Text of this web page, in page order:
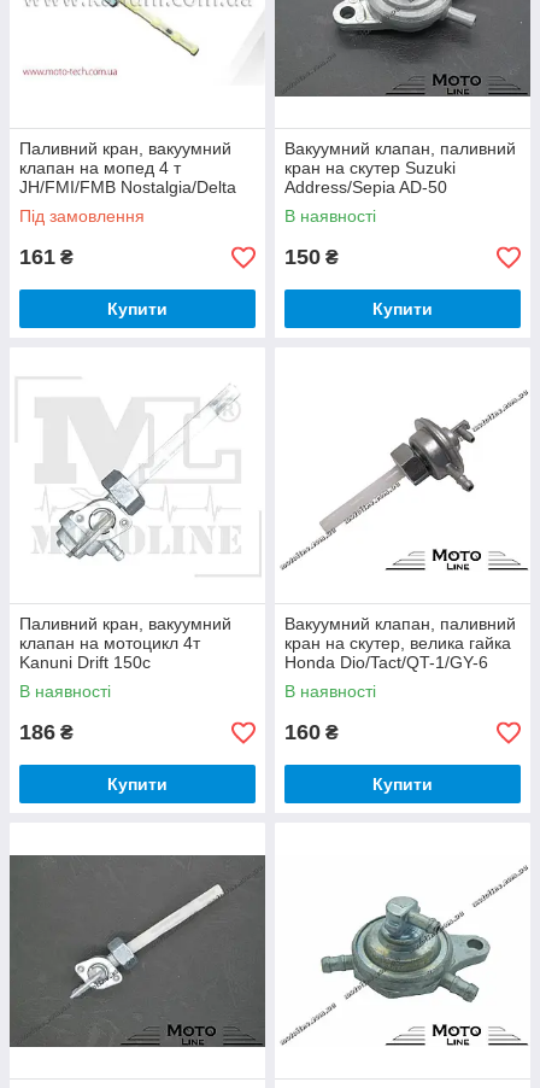
Паливний кран, вакуумний
клапан на мопед 4 т
JH/FMI/FMB Nostalgia/Delta
Mototech
Під замовлення
161 ₴
Купити
Вакуумний клапан, паливний
кран на скутер Suzuki
Address/Sepia AD-50
Mototech
В наявності
150 ₴
Купити
Паливний кран, вакуумний
клапан на мотоцикл 4т
Kanuni Drift 150c
В наявності
186 ₴
Купити
Вакуумний клапан, паливний
кран на скутер, велика гайка
Honda Dio/Tact/QT-1/GY-6
В наявності
160 ₴
Купити